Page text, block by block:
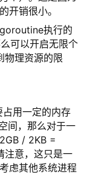
开销很小。
执行的
可以开启无限个
理资源的限
用一定的内存
间，那么对于一
/ 2KB =
注意，这只是一
虑其他系统进程